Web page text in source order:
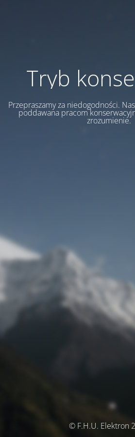
Tryb
Przepraszamy za niedogodności.
poddawana pracom
zrozumienie.
© F.H.U. Elektron